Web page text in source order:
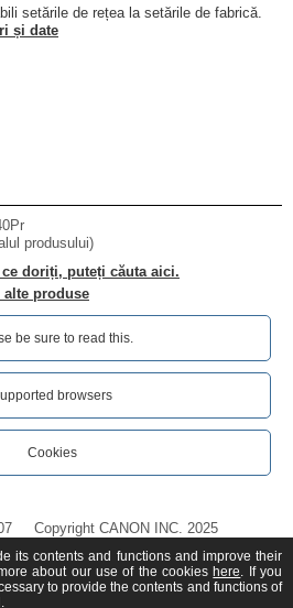
setările de rețea la setările de fabrică.
și date
produsului)
ce doriți, puteți căuta aici.
produse
be sure to read this.‎
browsers
Cookies
Copyright CANON INC. 2025
its contents and functions and improve their
about our use of the cookies here. If you
to provide the contents and functions of